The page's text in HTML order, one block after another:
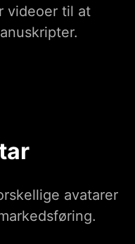
videoer til at
avatarer